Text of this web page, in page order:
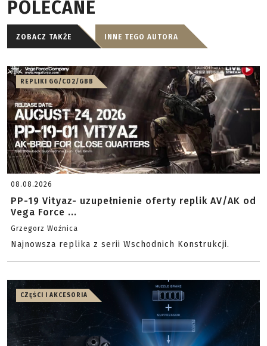
POLECANE
ZOBACZ TAKŻE INNE TEGO AUTORA
REPLIKI GG/CO2/GBB
08.08.2026
PP-19 Vityaz- uzupełnienie oferty replik AV/AK od
Vega Force ...
Grzegorz Woźnica
Najnowsza replika z serii Wschodnich Konstrukcji.
CZĘŚCI I AKCESORIA